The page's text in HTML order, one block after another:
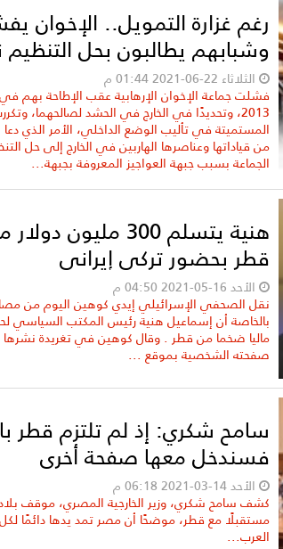
رغم غزارة التمويل.. الإخوان
وشبابهم يطالبون بحل التنظيم
الثلاثاء 22-06-2021 01:44 م
2013، وتحديدًا في الخارج في الحشد لصالحهما،
المستميتة في تأليب الوضع الداخلي، الأمر الذي
من قياداتها وعناصرها الهاربين في الخارج إلى حل
الجماعة بسبب جبهة العواجيز المعروفة بجبهة...
هنية يتسلم 300 مليون
قطر بحضور تركي إيراني
الأحد 16-05-2021 04:50 م
نقل الصحفي الإسرائيلي إيدي كوهين اليوم من
بالخاصة أن إسماعيل هنية رئيس المكتب السياسي
ماليا ضخما من قطر . وقال كوهين في تغريدة
صفحته الشخصية بموقع ...
سامح شكري: إذ لم تلتزم قطر
فسندخل معها صفحة أخرى
الأحد 14-03-2021 06:18 م
كشف سامح شكري، وزير الخارجية المصري، موقف
مستقبلًا مع قطر، موضحًا أن مصر تمد يدها دائمًا
العرب...